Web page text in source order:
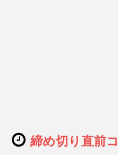
締め切り直前